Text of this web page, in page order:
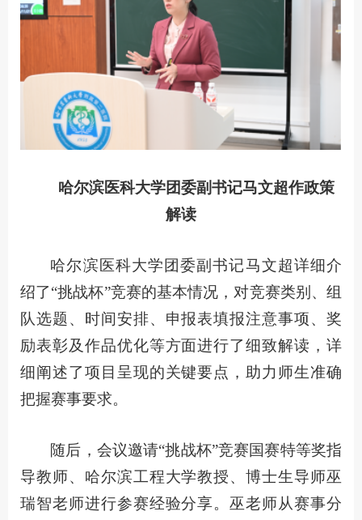
哈尔滨医科大学团委副书记马文超作政策
解读
哈尔滨医科大学团委副书记马文超详细介
绍了“挑战杯”竞赛的基本情况，对竞赛类别、组
队选题、时间安排、申报表填报注意事项、奖
励表彰及作品优化等方面进行了细致解读，详
细阐述了项目呈现的关键要点，助力师生准确
把握赛事要求。
随后，会议邀请“挑战杯”竞赛国赛特等奖指
导教师、哈尔滨工程大学教授、博士生导师巫
瑞智老师进行参赛经验分享。巫老师从赛事分